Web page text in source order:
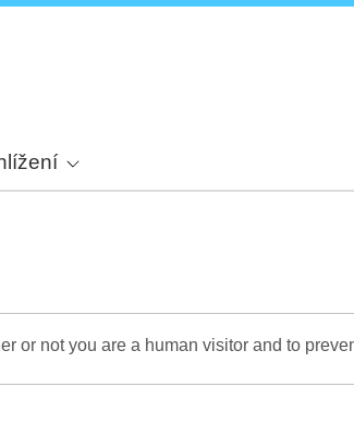
or not you are a human visitor and to